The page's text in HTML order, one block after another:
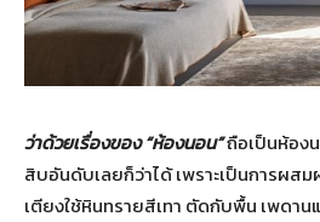
ว่าด้วยเรื่องของ “ห้องนอน”ถือเป็นห้อง
สิบอันดับเลยก็ว่าได้ เพราะเป็นการผส
เตียงใช้หินทรายสีเทา ตัดกับพื้น เพดาน